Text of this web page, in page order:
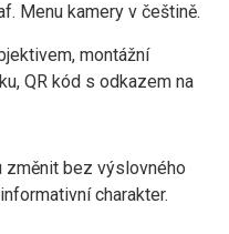
Menu kamery v češtině.
montážní
QR kód s odkazem na
změnit bez výslovného
charakter.